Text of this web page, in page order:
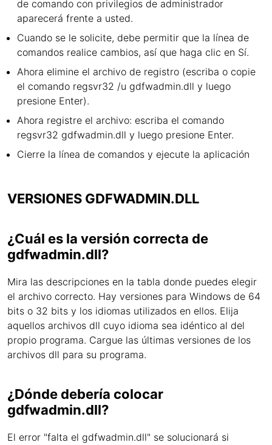
de comando con privilegios de administrador
aparecerá frente a usted.
Cuando se le solicite, debe permitir que la línea de
comandos realice cambios, así que haga clic en Sí.
Ahora elimine el archivo de registro (escriba o copie
el comando regsvr32 /u gdfwadmin.dll y luego
presione Enter).
Ahora registre el archivo: escriba el comando
regsvr32 gdfwadmin.dll y luego presione Enter.
Cierre la línea de comandos y ejecute la aplicación
VERSIONES GDFWADMIN.DLL
¿Cuál es la versión correcta de
gdfwadmin.dll?
Mira las descripciones en la tabla donde puedes elegir
el archivo correcto. Hay versiones para Windows de 64
bits o 32 bits y los idiomas utilizados en ellos. Elija
aquellos archivos dll cuyo idioma sea idéntico al del
propio programa. Cargue las últimas versiones de los
archivos dll para su programa.
¿Dónde debería colocar
gdfwadmin.dll?
El error "falta el gdfwadmin.dll" se solucionará si